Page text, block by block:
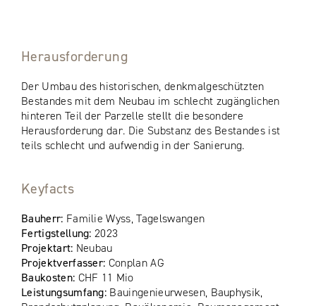
Herausforderung
Der Umbau des historischen, denkmalgeschützten
Bestandes mit dem Neubau im schlecht zugänglichen
hinteren Teil der Parzelle stellt die besondere
Herausforderung dar. Die Substanz des Bestandes ist
teils schlecht und aufwendig in der Sanierung.
Keyfacts
Bauherr: Familie Wyss, Tagelswangen
Fertigstellung:2023
Projektart: Neubau
Projektverfasser: Conplan AG
Baukosten: CHF 11 Mio
Leistungsumfang: Bauingenieurwesen, Bauphysik,